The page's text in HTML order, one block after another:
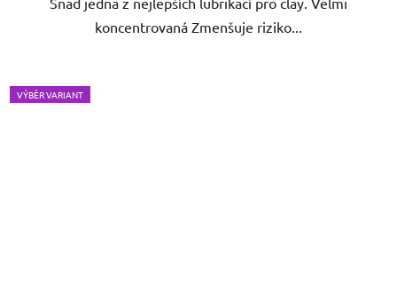
koncentrovaná Zmenšuje riziko...
VÝBĚR VARIANT